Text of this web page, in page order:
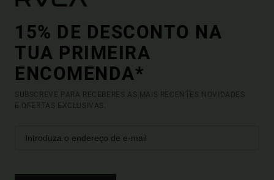
15% DE DESCONTO NA
TUA PRIMEIRA
ENCOMENDA*
SUBSCREVE PARA RECEBERES AS MAIS RECENTES NOVIDADES
E OFERTAS EXCLUSIVAS.